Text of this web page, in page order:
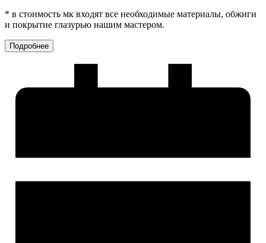
* в стоимость мк входят все необходимые материалы, обжиги
и покрытие глазурью нашим мастером.
Подробнее